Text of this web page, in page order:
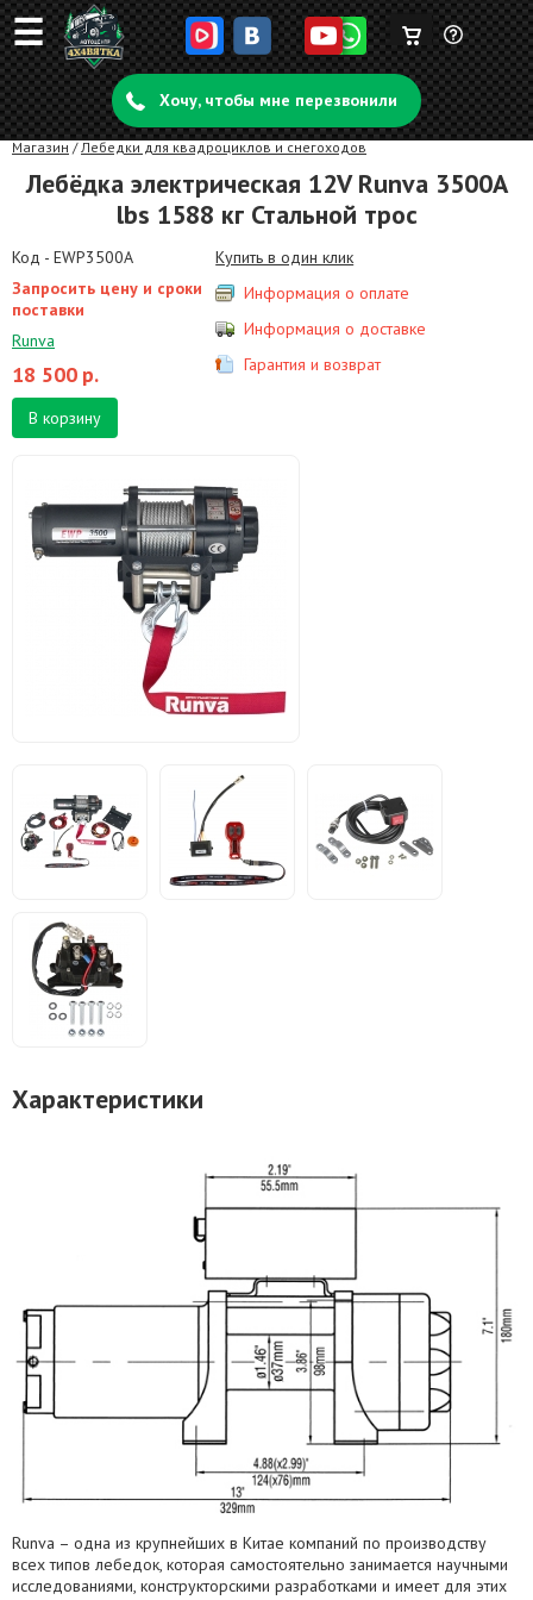
☰ Задать
вопрос
Корзина
пуста
Хочу, чтобы мне перезвонили
Магазин /Лебедки для квадроциклов и снегоходов
Лебёдка электрическая 12V Runva 3500A
lbs 1588 кг Стальной трос
Код - EWP3500A
Запросить цену и сроки
поставки
Runva
18 500 р.
В корзину
Купить в один клик
Информация о оплате
Информация о доставке
Гарантия и возврат
Характеристики
Runva – одна из крупнейших в Китае компаний по производству
всех типов лебедок, которая самостоятельно занимается научными
исследованиями, конструкторскими разработками и имеет для этих